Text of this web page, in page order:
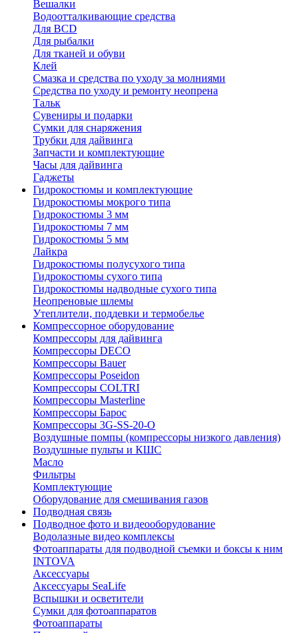
Вешалки
Водоотталкивающие средства
Для BCD
Для рыбалки
Для тканей и обуви
Клей
Смазка и средства по уходу за молниями
Средства по уходу и ремонту неопрена
Тальк
Сувениры и подарки
Сумки для снаряжения
Трубки для дайвинга
Запчасти и комплектующие
Часы для дайвинга
Гаджеты
Гидрокостюмы и комплектующие
Гидрокостюмы мокрого типа
Гидрокостюмы 3 мм
Гидрокостюмы 7 мм
Гидрокостюмы 5 мм
Лайкра
Гидрокостюмы полусухого типа
Гидрокостюмы сухого типа
Гидрокостюмы надводные сухого типа
Неопреновые шлемы
Утеплители, поддевки и термобелье
Компрессорное оборудование
Компрессоры для дайвинга
Компрессоры DECO
Компрессоры Bauer
Компрессоры Poseidon
Компрессоры COLTRI
Компрессоры Masterline
Компрессоры Барос
Компрессоры 3G-SS-20-O
Воздушные помпы (компрессоры низкого давления)
Воздушные пульты и КШС
Масло
Фильтры
Комплектующие
Оборудование для смешивания газов
Подводная связь
Подводное фото и видеооборудование
Водолазные видео комплексы
Фотоаппараты для подводной съемки и боксы к ним
INTOVA
Аксессуары
Аксессуары SeaLife
Вспышки и осветители
Сумки для фотоаппаратов
Фотоаппараты